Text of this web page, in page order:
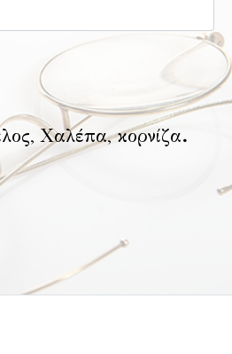
Χαλέπα, κορνίζα.